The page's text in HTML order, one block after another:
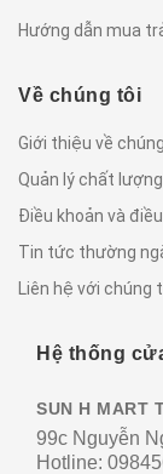
Hướng dẫn mua
Về chúng tôi
Giới thiệu về
Quản lý chất lượng
Điều khoản và
Tin tức thường
Liên hệ với chúng
Hệ thống
SUN H MART
99c Nguyễn
Hotline: